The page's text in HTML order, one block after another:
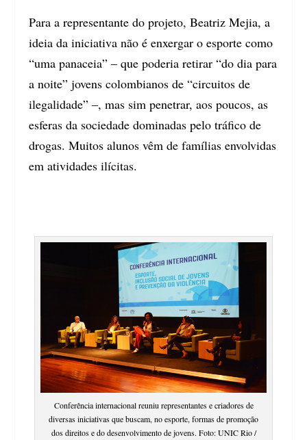
Para a representante do projeto, Beatriz Mejia, a
ideia da iniciativa não é enxergar o esporte como
“uma panaceia” – que poderia retirar “do dia para
a noite” jovens colombianos de “circuitos de
ilegalidade” –, mas sim penetrar, aos poucos, as
esferas da sociedade dominadas pelo tráfico de
drogas. Muitos alunos vêm de famílias envolvidas
em atividades ilícitas.
Conferência internacional reuniu representantes e criadores de
diversas iniciativas que buscam, no esporte, formas de promoção
dos direitos e do desenvolvimento de jovens. Foto: UNIC Rio /